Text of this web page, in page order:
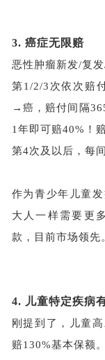
3. 癌症无限赔
恶性肿瘤新发/复
第1/2/3次依次赔
→癌， 赔付间隔
1年即可赔40%！
第4次及以后，每
作为青少年儿童
大人一样需要更
款，目前市场领先
4. 儿童特定疾病
刚提到了，儿童
赔130%基本保额